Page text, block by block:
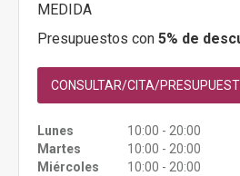
MEDIDA
Presupuestos con 5% de
CONSULTAR/CITA/
Lunes
10:00 - 20:00
Martes
10:00 - 20:00
Miércoles
10:00 - 20:00